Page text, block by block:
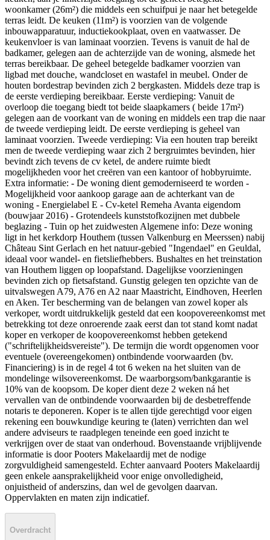
woonkamer (26m²) die middels een schuifpui je naar het betegelde
terras leidt. De keuken (11m²) is voorzien van de volgende
inbouwapparatuur, inductiekookplaat, oven en vaatwasser. De
keukenvloer is van laminaat voorzien. Tevens is vanuit de hal de
badkamer, gelegen aan de achterzijde van de woning, alsmede het
terras bereikbaar. De geheel betegelde badkamer voorzien van
ligbad met douche, wandcloset en wastafel in meubel. Onder de
houten bordestrap bevinden zich 2 bergkasten. Middels deze trap is
de eerste verdieping bereikbaar. Eerste verdieping: Vanuit de
overloop die toegang biedt tot beide slaapkamers ( beide 17m²)
gelegen aan de voorkant van de woning en middels een trap die naar
de tweede verdieping leidt. De eerste verdieping is geheel van
laminaat voorzien. Tweede verdieping: Via een houten trap bereikt
men de tweede verdieping waar zich 2 bergruimtes bevinden, hier
bevindt zich tevens de cv ketel, de andere ruimte biedt
mogelijkheden voor het creëren van een kantoor of hobbyruimte.
Extra informatie: - De woning dient gemoderniseerd te worden -
Mogelijkheid voor aankoop garage aan de achterkant van de
woning - Energielabel E - Cv-ketel Remeha Avanta eigendom
(bouwjaar 2016) - Grotendeels kunststofkozijnen met dubbele
beglazing - Tuin op het zuidwesten Algemene info: Deze woning
ligt in het kerkdorp Houthem (tussen Valkenburg en Meerssen) nabij
Château Sint Gerlach en het natuur-gebied "Ingendael" en Geuldal,
ideaal voor wandel- en fietsliefhebbers. Bushaltes en het treinstation
van Houthem liggen op loopafstand. Dagelijkse voorzieningen
bevinden zich op fietsafstand. Gunstig gelegen ten opzichte van de
uitvalswegen A79, A76 en A2 naar Maastricht, Eindhoven, Heerlen
en Aken. Ter bescherming van de belangen van zowel koper als
verkoper, wordt uitdrukkelijk gesteld dat een koopovereenkomst met
betrekking tot deze onroerende zaak eerst dan tot stand komt nadat
koper en verkoper de koopovereenkomst hebben getekend
("schriftelijkheidsvereiste"). De termijn die wordt opgenomen voor
eventuele (overeengekomen) ontbindende voorwaarden (bv.
Financiering) is in de regel 4 tot 6 weken na het sluiten van de
mondelinge wilsovereenkomst. De waarborgsom/bankgarantie is
10% van de koopsom. De koper dient deze 2 weken ná het
vervallen van de ontbindende voorwaarden bij de desbetreffende
notaris te deponeren. Koper is te allen tijde gerechtigd voor eigen
rekening een bouwkundige keuring te (laten) verrichten dan wel
andere adviseurs te raadplegen teneinde een goed inzicht te
verkrijgen over de staat van onderhoud. Bovenstaande vrijblijvende
informatie is door Pooters Makelaardij met de nodige
zorgvuldigheid samengesteld. Echter aanvaard Pooters Makelaardij
geen enkele aansprakelijkheid voor enige onvolledigheid,
onjuistheid of anderszins, dan wel de gevolgen daarvan.
Oppervlakten en maten zijn indicatief.
Overdracht